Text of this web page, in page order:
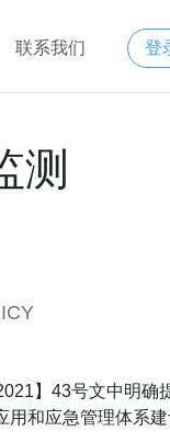
联系我们 登
测
】43号文中明
和应急管理体系建